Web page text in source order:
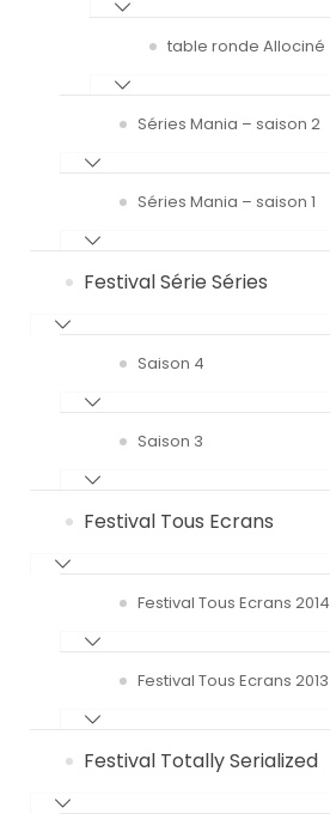
table ronde Allociné
Séries Mania – saison 2
Séries Mania – saison 1
Festival Série Séries
Saison 4
Saison 3
Festival Tous Ecrans
Festival Tous Ecrans 2014
Festival Tous Ecrans 2013
Festival Totally Serialized